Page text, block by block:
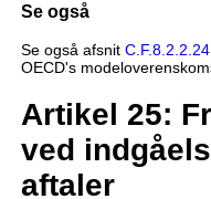
Se også
Se også afsnit
OECD's
Artikel 25:
ved
aftaler